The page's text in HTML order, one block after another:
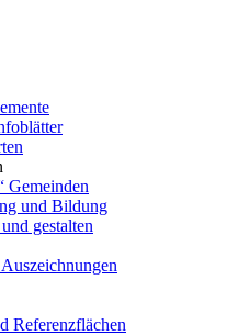
Gemeinden
und Bildung
gestalten
Referenzflächen